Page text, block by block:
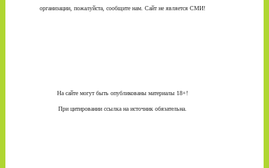
организации, пожалуйста, сообщите нам. Сайт не является СМИ!
На сайте могут быть опубликованы материалы 18+!
При цитировании ссылка на источник обязательна.